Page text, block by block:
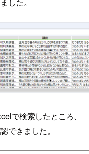
した。
で検索したところ、
できました。